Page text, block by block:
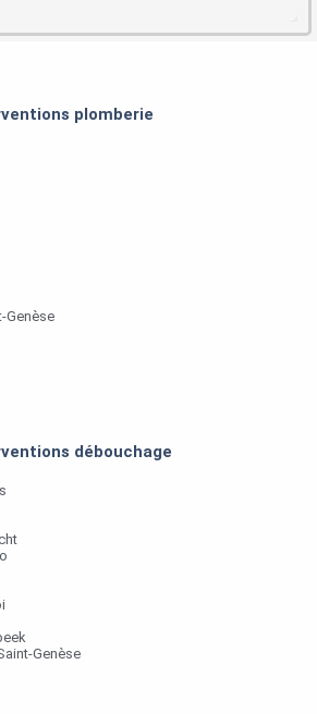
plomberie
Genèse
débouchage
Genèse